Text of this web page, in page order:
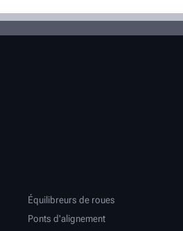
Équilibreurs de roues
Ponts d'alignement